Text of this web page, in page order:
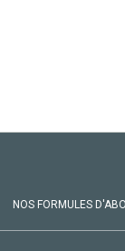
NOS FORMULES